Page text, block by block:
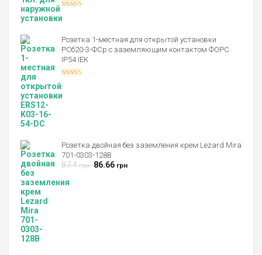
4.00
Розетка 1-местная для открытой установки
РСб20-3-ФСр с заземляющим контактом ФОРС
IP54 IEK
Розетка двойная без заземления крем Lezard Mira
701-0303-128В
87.4грн 86.66 грн